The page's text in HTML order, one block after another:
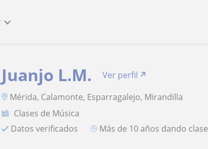
Juanjo L.M.
Ver perfil
Mérida, Calamonte, Esparragalejo, Mirandilla
Clases de Música
Datos verificados
más de 10 años dando clase